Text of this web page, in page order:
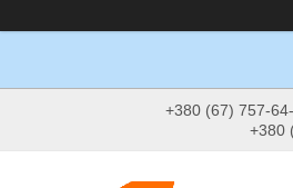
+380 (67) 757-
+380